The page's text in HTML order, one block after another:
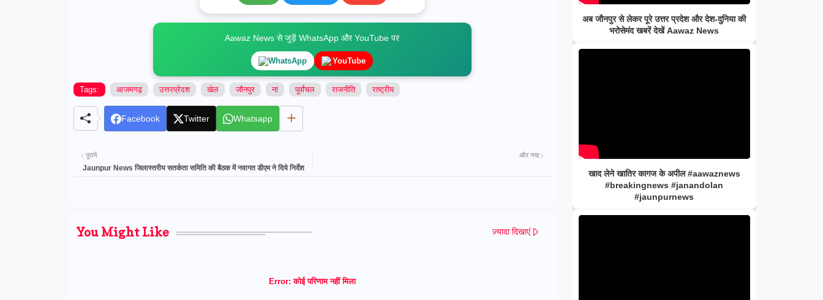
Aawaz News से जुड़ें WhatsApp और YouTube पर
WhatsApp YouTube
Tags: आजमगढ़ उत्तरप्रेदश खेल जौनपुर ना पूर्वांचल राजनीति राष्ट्रीय
Facebook Twitter Whatsapp
और नया
पुराने
Jaunpur News जिलास्तरीय सतर्कता समिति की बैठक में नवागत डीएम ने दिये निर्देश
You Might Like ज़्यादा दिखाएं
Error: कोई परिणाम नहीं मिला
अब जौनपुर से लेकर पूरे उत्तर प्रदेश और देश-दुनिया की
भरोसेमंद खबरें देखें Aawaz News
खाद लेने खातिर कागज के अपील #aawaznews
#breakingnews #janandolan
#jaunpurnews